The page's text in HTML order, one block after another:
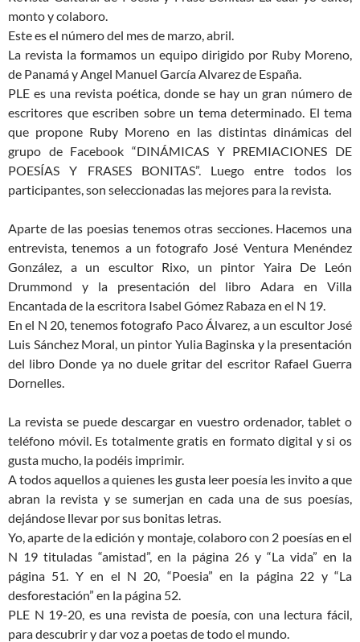
monto y colaboro.
Este es el número del mes de marzo, abril.
La revista la formamos un equipo dirigido por Ruby Moreno,
de Panamá y Angel Manuel García Alvarez de España.
PLE es una revista poética, donde se hay un gran número de
escritores que escriben sobre un tema determinado. El tema
que propone Ruby Moreno en las distintas dinámicas del
grupo de Facebook “DINÁMICAS Y PREMIACIONES DE
POESÍAS Y FRASES BONITAS”. Luego entre todos los
participantes, son seleccionadas las mejores para la revista.
Aparte de las poesias tenemos otras secciones. Hacemos una
entrevista, tenemos a un fotografo José Ventura Menéndez
González, a un escultor Rixo, un pintor Yaira De León
Drummond y la presentación del libro Adara en Villa
Encantada de la escritora Isabel Gómez Rabaza en el N 19.
En el N 20, tenemos fotografo Paco Álvarez, a un escultor José
Luis Sánchez Moral, un pintor Yulia Baginska y la presentación
del libro Donde ya no duele gritar del escritor Rafael Guerra
Dornelles.
La revista se puede descargar en vuestro ordenador, tablet o
teléfono móvil. Es totalmente gratis en formato digital y si os
gusta mucho, la podéis imprimir.
A todos aquellos a quienes les gusta leer poesía les invito a que
abran la revista y se sumerjan en cada una de sus poesías,
dejándose llevar por sus bonitas letras.
Yo, aparte de la edición y montaje, colaboro con 2 poesías en el
N 19 tituladas “amistad”, en la página 26 y “La vida” en la
página 51. Y en el N 20, “Poesia” en la página 22 y “La
desforestación” en la página 52.
PLE N 19-20, es una revista de poesía, con una lectura fácil,
para descubrir y dar voz a poetas de todo el mundo.